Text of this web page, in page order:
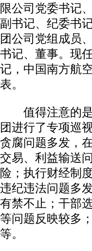
限公司党委书记
副书记、纪委书
团公司党组成员
书记、董事。现
记，中国南方航
表。
值得注意的是
团进行了专项巡
贪腐问题多发，
交易、利益输送
险；执行财经制
违纪违法问题多
有禁不止；干部
等问题反映较多
等。